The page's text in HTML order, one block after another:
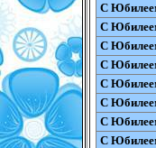
С
С
С
С
С
С
С
С